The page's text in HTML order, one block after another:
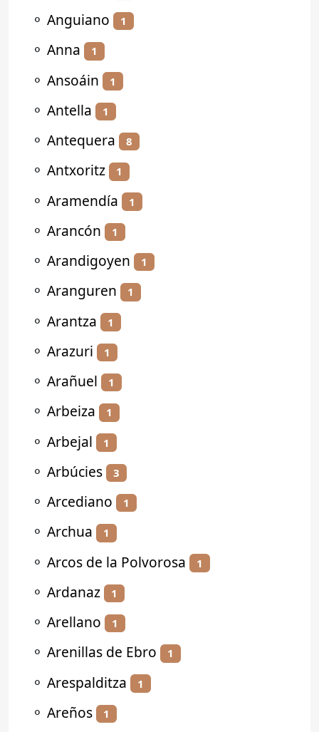
⚬ Anguiano 1
⚬ Anna 1
⚬ Ansoáin 1
⚬ Antella 1
⚬ Antequera 8
⚬ Antxoritz 1
⚬ Aramendía 1
⚬ Arancón 1
⚬ Arandigoyen 1
⚬ Aranguren 1
⚬ Arantza 1
⚬ Arazuri 1
⚬ Arañuel 1
⚬ Arbeiza 1
⚬ Arbejal 1
⚬ Arbúcies 3
⚬ Arcediano 1
⚬ Archua 1
⚬ Arcos de la Polvorosa 1
⚬ Ardanaz 1
⚬ Arellano 1
⚬ Arenillas de Ebro 1
⚬ Arespalditza 1
⚬ Areños 1